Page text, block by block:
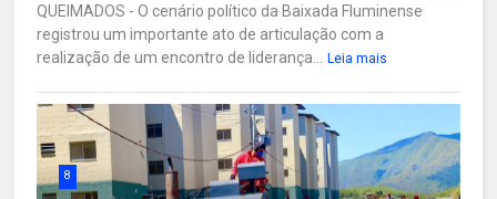
QUEIMADOS - O cenário político da Baixada Fluminense
registrou um importante ato de articulação com a
realização de um encontro de liderança...
Leia mais
8